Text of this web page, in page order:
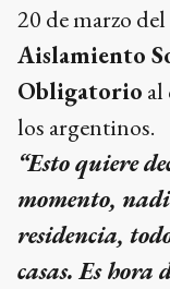
20 de marzo
Aislamiento
Obligatorio al
los argentinos.
“Esto quiere
momento,
residencia,
casas. Es hora